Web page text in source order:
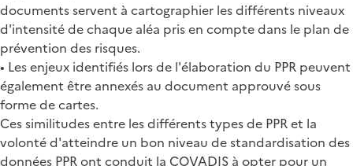
documents servent à cartographier les différents niveaux
d'intensité de chaque aléa pris en compte dans le plan de
prévention des risques.
• Les enjeux identifiés lors de l'élaboration du PPR peuvent
également être annexés au document approuvé sous
forme de cartes.
Ces similitudes entre les différents types de PPR et la
volonté d'atteindre un bon niveau de standardisation des
données PPR ont conduit la COVADIS à opter pour un